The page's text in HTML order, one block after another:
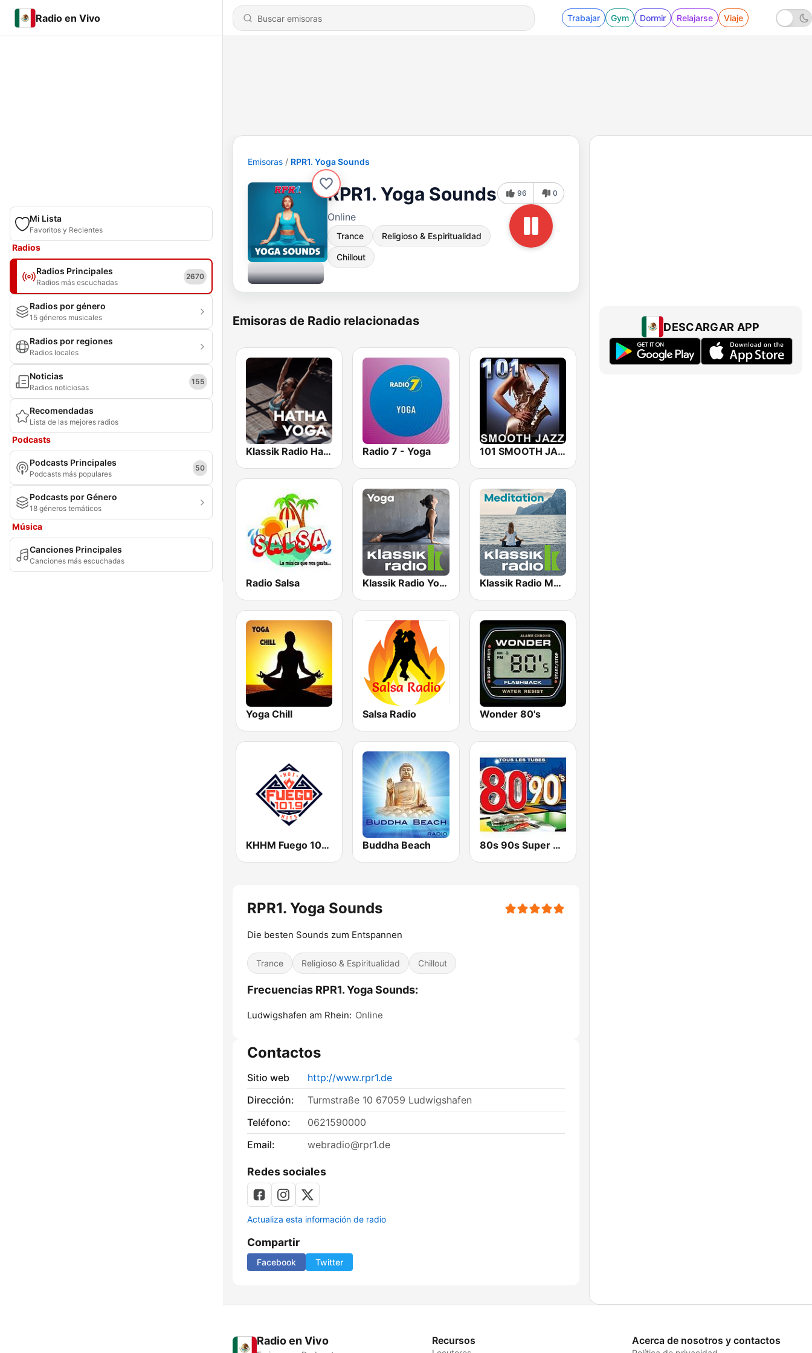
Radio en Vivo Trabajar Gym Dormir Relajarse Viaje
Mi Lista
Favoritos y Recientes
Radios
Radios Principales
Radios más escuchadas
2670
Radios por género
15 géneros musicales
Radios por regiones
Radios locales
Noticias
Radios noticiosas
155
Recomendadas
Lista de las mejores radios
Podcasts
Podcasts Principales
Podcasts más populares
50
Podcasts por Género
18 géneros temáticos
Música
Canciones Principales
Canciones más escuchadas
Emisoras RPR1. Yoga Sounds
RPR1. Yoga Sounds
Online
Trance Religioso & Espiritualidad
Chillout
96 0
Emisoras de Radio relacionadas
Klassik Radio Hatha Yoga Radio 7 - Yoga 101 SMOOTH JAZZ
Radio Salsa Klassik Radio Yoga Klassik Radio Meditation
Yoga Chill Salsa Radio Wonder 80's
KHHM Fuego 101.9 Buddha Beach 80s 90s Super Pop Hits
RPR1. Yoga Sounds
Die besten Sounds zum Entspannen
Trance Religioso & Espiritualidad Chillout
Frecuencias RPR1. Yoga Sounds:
Ludwigshafen am Rhein: Online
Contactos
Sitio web
http://www.rpr1.de
Dirección:
Turmstraße 10 67059 Ludwigshafen
Teléfono:
0621590000
Email:
webradio@rpr1.de
Redes sociales
Actualiza esta información de radio
Compartir
Facebook Twitter
DESCARGAR APP
Radio en Vivo Recursos Acerca de nosotros y contactos